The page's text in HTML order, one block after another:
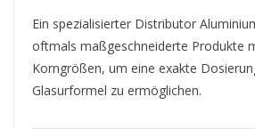
Ein spezialisierter Distributor
oftmals maßgeschneiderte Produkte
Korngrößen, um eine exakte
Glasurformel zu ermöglichen.